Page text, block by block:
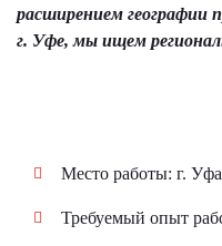
расширением
г. Уфе, мы ищем
Место работы: г. Уфа
Требуемый опыт